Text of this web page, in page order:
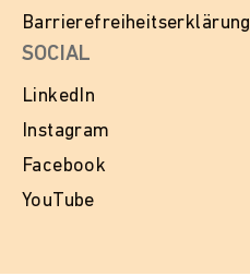
Barrierefreiheitserklärung
SOCIAL
LinkedIn
Instagram
Facebook
YouTube